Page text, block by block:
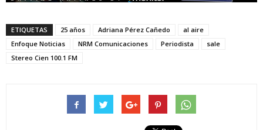
ETIQUETAS 25 años Adriana Pérez Cañedo
al aire
Enfoque Noticias
NRM Comunicaciones Periodista
sale
Stereo Cien 100.1 FM